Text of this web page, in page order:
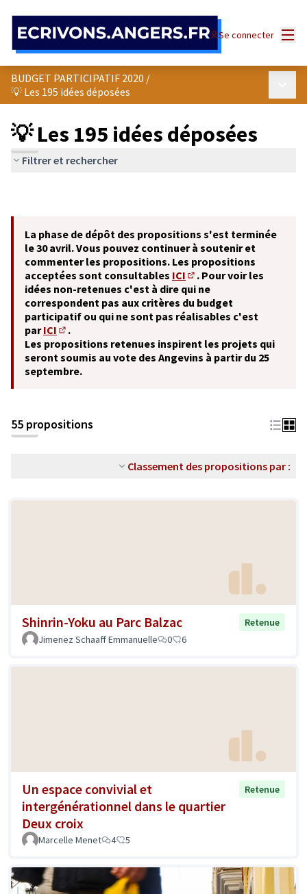
Se connecter
BUDGET PARTICIPATIF 2020 /
💡 Les 195 idées déposées
💡 Les 195 idées déposées
Filtrer et rechercher
La phase de dépôt des propositions s'est terminée
le 30 avril. Vous pouvez continuer à soutenir et
commenter les propositions. Les propositions
acceptées sont consultables ICI
(S'ouvre dans un nouvel
. Pour voir les
idées non-retenues c'est à dire qui ne
correspondent pas aux critères du budget
participatif ou qui ne sont pas réalisables c'est
parICI
(S'ouvre dans un nouvel onglet)
.
Les propositions retenues inspirent les projets qui
seront soumis au vote des Angevins à partir du 25
septembre.
55 propositions
Classement des propositions par :
Shinrin-Yoku au Parc Balzac
Retenue
Jimenez Schaaff Emmanuelle
0 6
Un espace convivial et
intergénérationnel dans le quartier
Deux croix
Retenue
Marcelle Menet 4 5